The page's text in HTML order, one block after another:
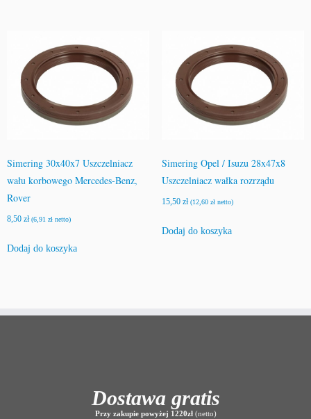
Simering 30x40x7 Uszczelniacz
wału korbowego Mercedes-Benz,
Rover
8,50 zł (6,91 zł netto)
Dodaj do koszyka
Simering Opel / Isuzu 28x47x8
Uszczelniacz wałka rozrządu
15,50 zł (12,60 złnetto)
Dodaj do koszyka
Dostawa gratis
Przy zakupie powyżej 1220zł(netto)